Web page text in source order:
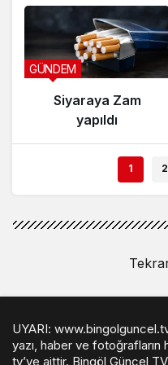
GÜNDEM
Siyaraya Zam
yapıldı
1 2
UYARI:
yazı, haber ve fotoğrafların
tv’ye aittir. Bingöl Güncel